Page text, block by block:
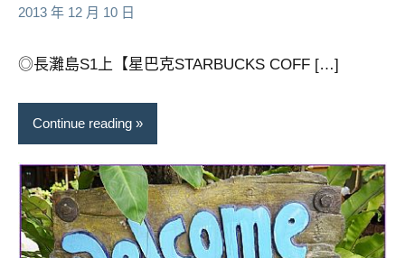
2013 年 12 月 10 日
小
No
◎長灘島S1上【星巴克STARBUCKS COFF […]
Continue reading